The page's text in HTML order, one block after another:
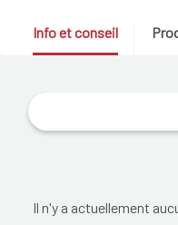
Info et conseil
Il n'y a actuellement